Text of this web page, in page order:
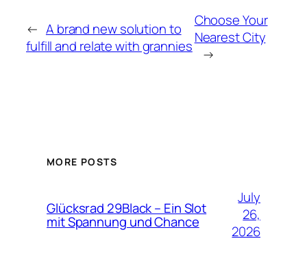
← A brand new solution to
fulfill and relate with grannies
Choose Your
Nearest City
→
MORE POSTS
Glücksrad 29Black – Ein Slot
mit Spannung und Chance
July
26,
2026